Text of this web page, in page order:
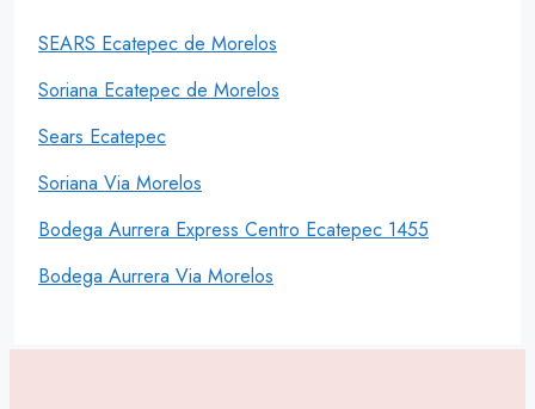
SEARS Ecatepec de Morelos
Soriana Ecatepec de Morelos
Sears Ecatepec
Soriana Via Morelos
Bodega Aurrera Express Centro Ecatepec 1455
Bodega Aurrera Via Morelos